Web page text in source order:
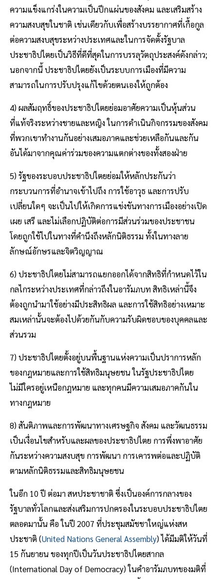
ความแข็งแกร่งในความเป็นปึกแผ่นของสังคม และเสริมสร้าง
ความสงบสุขในชาติ เช่นเดียวกับเพื่อสร้างบรรยากาศที่เกื้อกูล
ต่อความสงบสุขระหว่างประเทศและในการจัดตั้งรัฐบาล
ประชาธิปไตยเป็นวิธีที่ดีที่สุดในการบรรลุวัตถุประสงค์ดังกล่าว;
นอกจากนี้ ประชาธิปไตยยังเป็นระบบการเมืองที่มีความ
สามารถในการปรับปรุงแก้ไขด้วยตนเองให้ถูกต้อง
4) ผลสัมฤทธิ์ของประชาธิปไตยย่อมอาศัยความเป็นหุ้นส่วน
ที่แท้จริงระหว่างชายและหญิง ในการดำเนินกิจกรรมของสังคม
ที่พวกเขาทำงานกันอย่างเสมอภาคและช่วยเหลือกันและกัน
อันได้มาจากคุณค่าร่วมของความแตกต่างของทั้งสองฝ่าย
5) รัฐของระบอบประชาธิปไตยย่อมให้หลักประกันว่า
กระบวนการที่อำนาจเข้าไปถึง การใช้อาวุธ และการปรับ
เปลี่ยนใดๆ จะเป็นไปให้เกิดการแข่งขันทางการเมืองอย่างเปิด
เผย เสรี และไม่เลือกปฏิบัติต่อการมีส่วนร่วมของประชาชน
โดยถูกใช้ไปในทางที่คำนึงถึงหลักนิติธรรม ทั้งในทางลาย
ลักษณ์อักษรและจิตวิญญาณ
6) ประชาธิปไตยไม่สามารถแยกออกได้จากสิทธิที่กำหนดไว้ใน
กลไกระหว่างประเทศที่กล่าวถึงในอารัมภบท สิทธิเหล่านี้จึง
ต้องถูกนำมาใช้อย่างมีประสิทธิผล และการใช้สิทธิอย่างเหมาะ
สมเหล่านั้นจะต้องไปด้วยกันกับความรับผิดชอบของบุคคลและ
ส่วนรวม
7) ประชาธิปไตยตั้งอยู่บนพื้นฐานแห่งความเป็นปราการหลัก
ของกฎหมายและการใช้สิทธิมนุษยชน ในรัฐประชาธิปไตย
ไม่มีใครอยู่เหนือกฎหมาย และทุกคนมีความเสมอภาคกันใน
ทางกฎหมาย
8) สันติภาพและการพัฒนาทางเศรษฐกิจ สังคม และวัฒนธรรม
เป็นเงื่อนไขสำหรับและผลของประชาธิปไตย การพึ่งพาอาศัย
กันระหว่างความสงบสุข การพัฒนา การเคารพต่อและปฏิบัติ
ตามหลักนิติธรรมและสิทธิมนุษยชน
ในอีก 10 ปี ต่อมา สหประชาชาติ ซึ่งเป็นองค์การกลางของ
รัฐบาลทั่วโลกและส่งเสริมการปกครองในระบอบประชาธิปไตย
ตลอดมานั้น คือ ในปี 2007 ที่ประชุมสมัชชาใหญ่แห่งสห
ประชาติ (United Nations General Assembly) ได้มีมติให้วันที่
15 กันยายน ของทุกปีเป็นวันประชาธิปไตยสากล
(International Day of Democracy) ในคำอารัมภบทของมติที่